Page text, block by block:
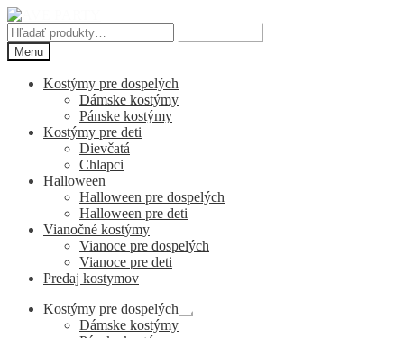
Preskočiť
na
navigáciu
Preskočiť
na
obsah
Hľadať:
Menu
Kostýmy pre dospelých
Dámske kostýmy
Pánske kostýmy
Kostýmy pre deti
Dievčatá
Chlapci
Halloween
Halloween pre dospelých
Halloween pre deti
Vianočné kostýmy
Vianoce pre dospelých
Vianoce pre deti
Predaj kostymov
Kostýmy pre dospelých
Rozbaliť
Dámske kostýmy